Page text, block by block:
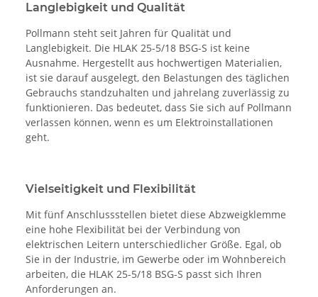
Langlebigkeit und Qualität
Pollmann steht seit Jahren für Qualität und
Langlebigkeit. Die HLAK 25-5/18 BSG-S ist keine
Ausnahme. Hergestellt aus hochwertigen Materialien,
ist sie darauf ausgelegt, den Belastungen des täglichen
Gebrauchs standzuhalten und jahrelang zuverlässig zu
funktionieren. Das bedeutet, dass Sie sich auf Pollmann
verlassen können, wenn es um Elektroinstallationen
geht.
Vielseitigkeit und Flexibilität
Mit fünf Anschlussstellen bietet diese Abzweigklemme
eine hohe Flexibilität bei der Verbindung von
elektrischen Leitern unterschiedlicher Größe. Egal, ob
Sie in der Industrie, im Gewerbe oder im Wohnbereich
arbeiten, die HLAK 25-5/18 BSG-S passt sich Ihren
Anforderungen an.